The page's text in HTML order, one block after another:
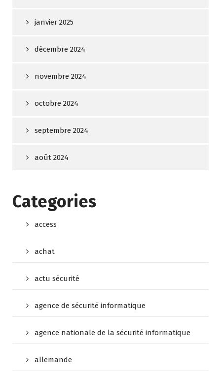
janvier 2025
décembre 2024
novembre 2024
octobre 2024
septembre 2024
août 2024
Categories
access
achat
actu sécurité
agence de sécurité informatique
agence nationale de la sécurité informatique
allemande